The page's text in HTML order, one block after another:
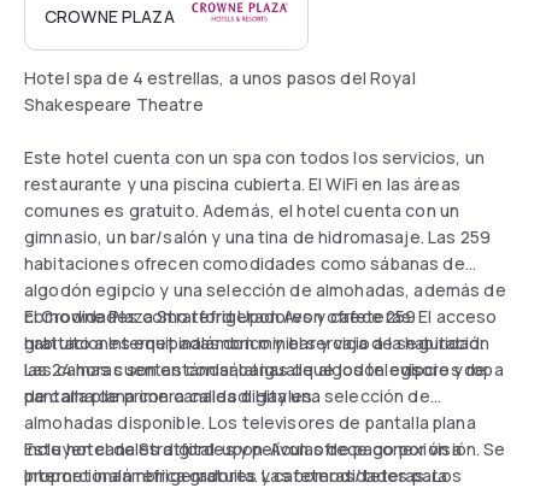
CROWNE PLAZA
Hotel spa de 4 estrellas, a unos pasos del Royal
Shakespeare Theatre
Este hotel cuenta con un spa con todos los servicios, un
restaurante y una piscina cubierta. El WiFi en las áreas
comunes es gratuito. Además, el hotel cuenta con un
gimnasio, un bar/salón y una tina de hidromasaje. Las 259
habitaciones ofrecen comodidades como sábanas de
algodón egipcio y una selección de almohadas, además de
comodidades como refrigeradores y cafeteras. El acceso
gratuito a Internet inalámbrico y el servicio a la habitación
las 24 horas son estándar, al igual que los televisores de
pantalla plana con canales digitales.
El Crowne Plaza Stratford Upon Avon ofrece 259
habitaciones equipadas con minibar y caja de seguridad.
Las camas cuentan con sábanas de algodón egipcio y ropa
de cama de primera calidad. Hay una selección de
almohadas disponible. Los televisores de pantalla plana
incluyen canales digitales y películas de pago por visión. Se
proporcionan refrigeradores y cafeteras/teteras. Los
Este hotel de Stratford-upon-Avon ofrece conexión a
Internet inalámbrica gratuita. Las comodidades para